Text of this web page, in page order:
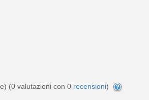
(0 valutazioni con 0 recensioni)